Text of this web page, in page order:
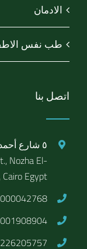
الادمان
طب نفس
اتصل بنا
٥ شارع
Nozha El-
Cairo Egypt